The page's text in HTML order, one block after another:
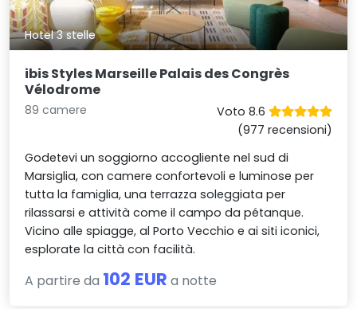
Hotel 3 stelle
ibis Styles Marseille Palais des Congrès
Vélodrome
89 camere
Voto 8.6
(977 recensioni)
Godetevi un soggiorno accogliente nel sud di
Marsiglia, con camere confortevoli e luminose per
tutta la famiglia, una terrazza soleggiata per
rilassarsi e attività come il campo da pétanque.
Vicino alle spiagge, al Porto Vecchio e ai siti iconici,
esplorate la città con facilità.
A partire da 102 EUR a notte